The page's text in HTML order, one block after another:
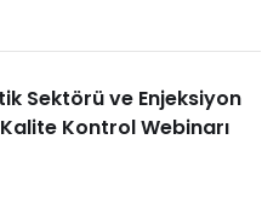
Sektörü ve Enjeksiyon
Kontrol Webinarı